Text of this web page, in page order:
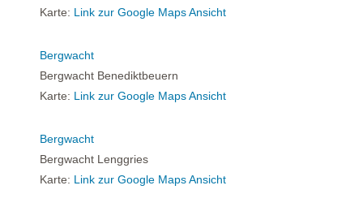
Karte: Link zur Google Maps Ansicht
Bergwacht
Bergwacht Benediktbeuern
Karte: Link zur Google Maps Ansicht
Bergwacht
Bergwacht Lenggries
Karte: Link zur Google Maps Ansicht